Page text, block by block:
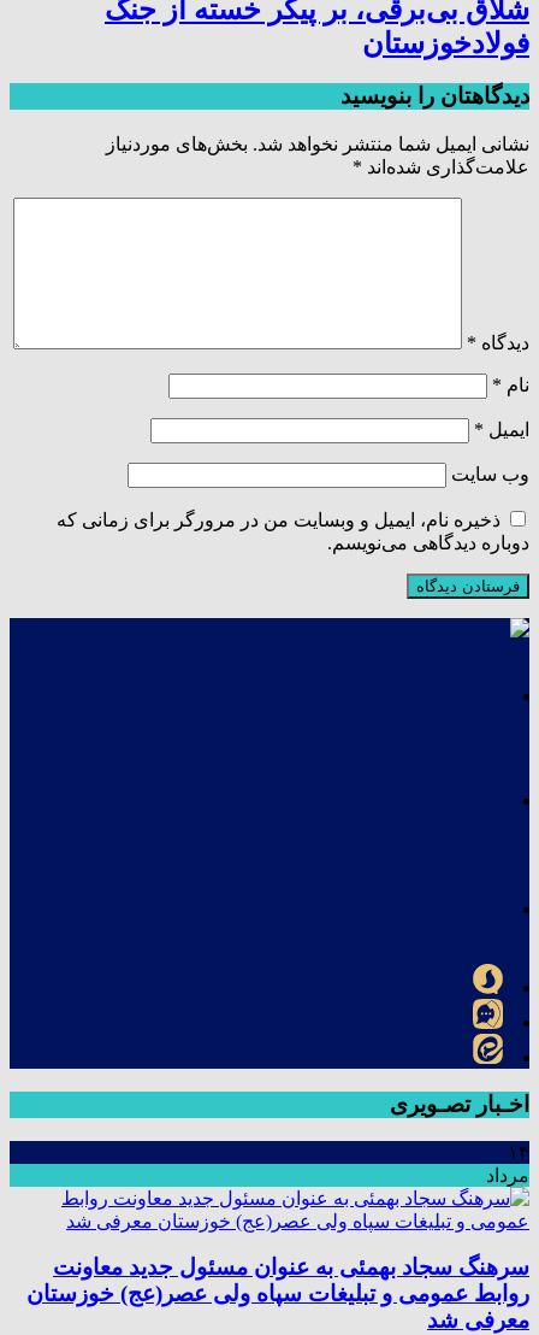
شلاق‌ بی‌برقی، بر پیکر خسته‌ از جنگ
فولادخوزستان
دیدگاهتان را بنویسید
نشانی ایمیل شما منتشر نخواهد شد. بخش‌های موردنیاز
علامت‌گذاری شده‌اند *
دیدگاه *
نام *
ایمیل *
وب‌ سایت
ذخیره نام، ایمیل و وبسایت من در مرورگر برای زمانی که
دوباره دیدگاهی می‌نویسم.
اخـبار تصـویری
۱۴
مرداد
سرهنگ سجاد بهمئی به عنوان مسئول جدید معاونت
روابط عمومی و تبلیغات سپاه ولی عصر(عج) خوزستان
معرفی شد